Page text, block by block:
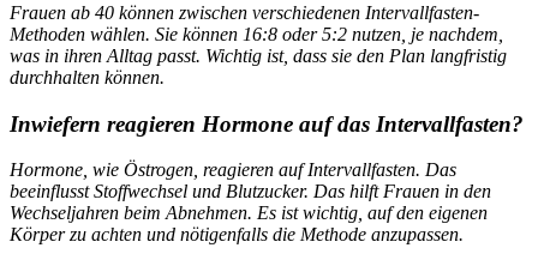
Frauen ab 40 können zwischen verschiedenen Intervallfasten-
Methoden wählen. Sie können 16:8 oder 5:2 nutzen, je nachdem,
was in ihren Alltag passt. Wichtig ist, dass sie den Plan langfristig
durchhalten können.
Inwiefern reagieren Hormone auf das Intervallfasten?
Hormone, wie Östrogen, reagieren auf Intervallfasten. Das
beeinflusst Stoffwechsel und Blutzucker. Das hilft Frauen in den
Wechseljahren beim Abnehmen. Es ist wichtig, auf den eigenen
Körper zu achten und nötigenfalls die Methode anzupassen.